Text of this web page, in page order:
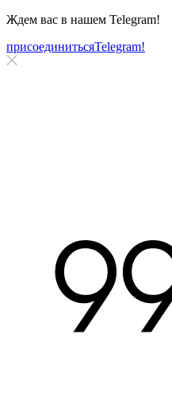
Ждем вас в нашем Telegram!
присоединитьсяTelegram!